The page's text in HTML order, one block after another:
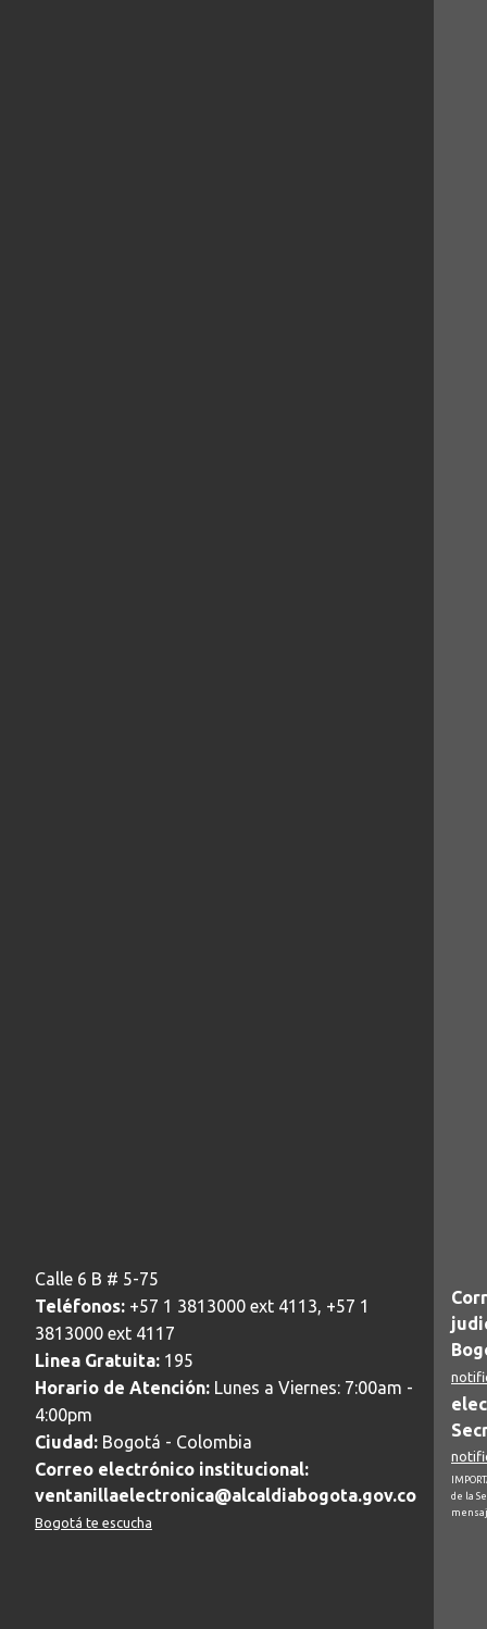
Calle 6 B # 5-75
Teléfonos: +57 1 3813000 ext 4113, +57 1
3813000 ext 4117
Linea Gratuita: 195
Horario de Atención: Lunes a Viernes: 7:00am -
4:00pm
Ciudad: Bogotá - Colombia
Correo electrónico institucional:
ventanillaelectronica@alcaldiabogota.gov.co
Bogotá te escucha
de la